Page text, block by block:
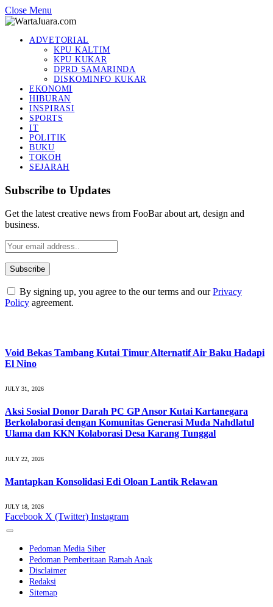
Close Menu
ADVETORIAL
KPU KALTIM
KPU KUKAR
DPRD SAMARINDA
DISKOMINFO KUKAR
EKONOMI
HIBURAN
INSPIRASI
SPORTS
IT
POLITIK
BUKU
TOKOH
SEJARAH
Subscribe to Updates
Get the latest creative news from FooBar about art, design and
business.
By signing up, you agree to the our terms and ourPrivacy
Policy agreement.
Void Bekas Tambang Kutai Timur Alternatif Air Baku Hadapi
El Nino
JULY 31, 2026
Aksi Sosial Donor Darah PC GP Ansor Kutai Kartanegara
Berkolaborasi dengan Komunitas Generasi Muda Nahdlatul
Ulama dan KKN Kolaborasi Desa Karang Tunggal
JULY 22, 2026
Mantapkan Konsolidasi Edi Oloan Lantik Relawan
JULY 18, 2026
Facebook X (Twitter) Instagram
Pedoman Media Siber
Pedoman Pemberitaan Ramah Anak
Disclaimer
Redaksi
Sitemap